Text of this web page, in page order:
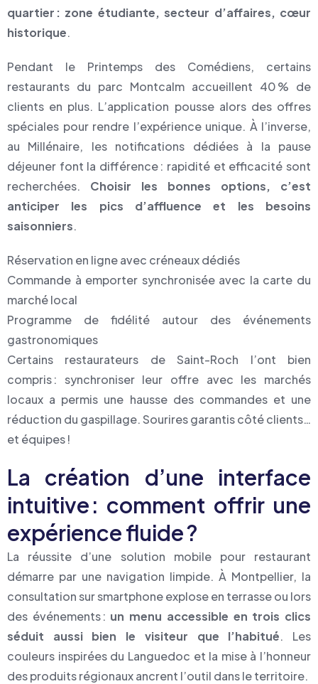
quartier : zone étudiante, secteur d’affaires, cœur
historique.
Pendant le Printemps des Comédiens, certains
restaurants du parc Montcalm accueillent 40 % de
clients en plus. L’application pousse alors des offres
spéciales pour rendre l’expérience unique. À l’inverse,
au Millénaire, les notifications dédiées à la pause
déjeuner font la différence : rapidité et efficacité sont
recherchées. Choisir les bonnes options, c’est
anticiper les pics d’affluence et les besoins
saisonniers.
Réservation en ligne avec créneaux dédiés
Commande à emporter synchronisée avec la carte du
marché local
Programme de fidélité autour des événements
gastronomiques
Certains restaurateurs de Saint-Roch l’ont bien
compris : synchroniser leur offre avec les marchés
locaux a permis une hausse des commandes et une
réduction du gaspillage. Sourires garantis côté clients…
et équipes !
La création d’une interface
intuitive : comment offrir une
expérience fluide ?
La réussite d’une solution mobile pour restaurant
démarre par une navigation limpide. À Montpellier, la
consultation sur smartphone explose en terrasse ou lors
des événements : un menu accessible en trois clics
séduit aussi bien le visiteur que l’habitué. Les
couleurs inspirées du Languedoc et la mise à l’honneur
des produits régionaux ancrent l’outil dans le territoire.